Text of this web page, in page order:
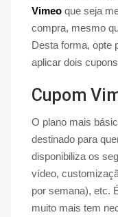
Vimeo que seja
compra, mesmo
Desta forma, opte
aplicar dois
Cupom
O plano mais
destinado para
disponibiliza os
vídeo,
por semana), etc.
muito mais tem